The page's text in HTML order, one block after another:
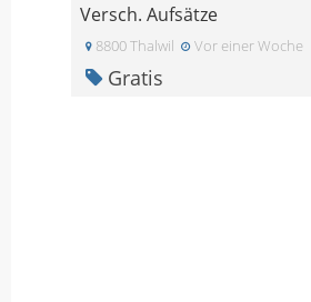
Versch. Aufsätze
8800 Thalwil Vor einer Woche
Gratis